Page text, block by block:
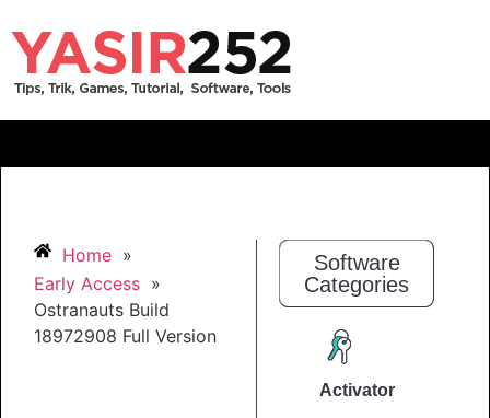
Home »
Early Access »
Ostranauts Build
18972908 Full Version
Software
Categories
Activator